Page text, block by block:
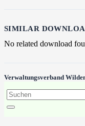
SIMILAR
No related download
Verwaltungsverband